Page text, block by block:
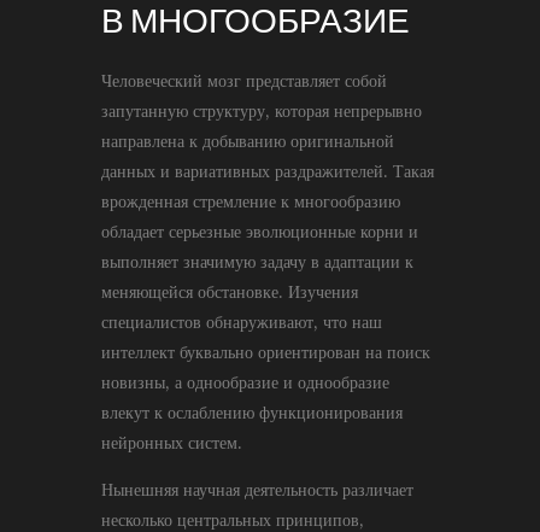
В МНОГООБРАЗИЕ
Человеческий мозг представляет собой
запутанную структуру, которая непрерывно
направлена к добыванию оригинальной
данных и вариативных раздражителей. Такая
врожденная стремление к многообразию
обладает серьезные эволюционные корни и
выполняет значимую задачу в адаптации к
меняющейся обстановке. Изучения
специалистов обнаруживают, что наш
интеллект буквально ориентирован на поиск
новизны, а однообразие и однообразие
влекут к ослаблению функционирования
нейронных систем.
Нынешняя научная деятельность различает
несколько центральных принципов,